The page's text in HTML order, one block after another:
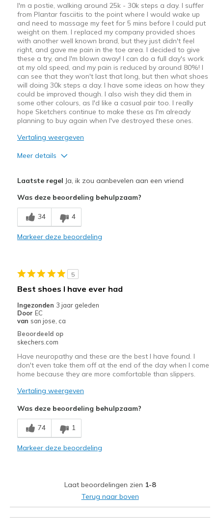
I'm a postie, walking around 25k - 30k steps a day. I suffer
from Plantar fasciitis to the point where I would wake up
and need to massage my feet for 5 mins before I could put
weight on them. I replaced my company provided shoes
with another well known brand, but they just didn't feel
right, and gave me pain in the toe area. I decided to give
these a try, and I'm blown away! I can do a full day's work
at my old speed, and my pain is reduced by around 80%! I
can see that they won't last that long, but then what shoes
will doing 30k steps a day. I have some ideas on how they
could be improved though. I also wish they did them in
some other colours, as I'd like a casual pair too. I really
hope Sketchers continue to make these as I'm already
planning to buy again when I've destroyed these ones.
Vertaling weergeven
Meer details
Comfortable
Minpunten
Wear Out Quickly
Casual Wear
Special Occasions
Travel
Work
Width
Feels true to width
Sizing
Laatste regel Ja, ik zou aanbevelen aan een vriend
Was deze beoordeling behulpzaam?
34 4
Markeer deze beoordeling
5
Best shoes I have ever had
Ingezonden 3 jaar geleden
Door EC
van san jose, ca
Beoordeeld op
skechers.com
Have neuropathy and these are the best I have found. I
don't even take them off at the end of the day when I come
home because they are more comfortable than slippers.
Vertaling weergeven
Was deze beoordeling behulpzaam?
74 1
Markeer deze beoordeling
Laat beoordelingen zien 1-8
Terug naar boven